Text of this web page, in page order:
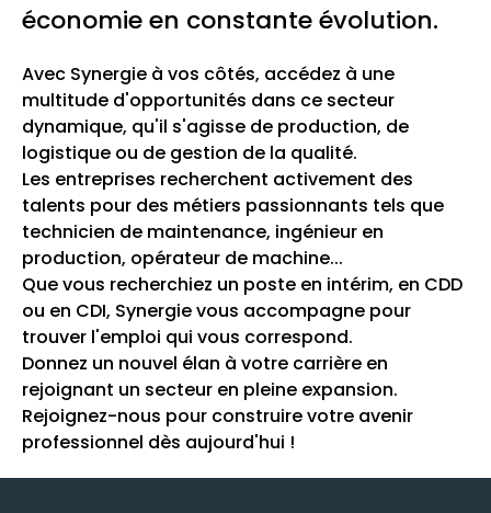
économie en constante évolution.
Avec Synergie à vos côtés, accédez à une
multitude d'opportunités dans ce secteur
dynamique, qu'il s'agisse de production, de
logistique ou de gestion de la qualité.
Les entreprises recherchent activement des
talents pour des métiers passionnants tels que
technicien de maintenance, ingénieur en
production, opérateur de machine...
Que vous recherchiez un poste en intérim, en CDD
ou en CDI, Synergie vous accompagne pour
trouver l'emploi qui vous correspond.
Donnez un nouvel élan à votre carrière en
rejoignant un secteur en pleine expansion.
Rejoignez-nous pour construire votre avenir
professionnel dès aujourd'hui !